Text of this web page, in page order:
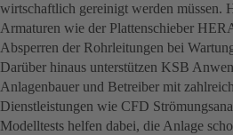
wirtschaftlich gereinigt werden müssen.
Armaturen wie der Platten­schieber
Absperren der Rohrleitungen bei
Darüber hinaus unterstützen KSB
Anlagenbauer und Betreiber mit
Dienstleistungen wie CFD
Modelltests helfen dabei, die Anlage